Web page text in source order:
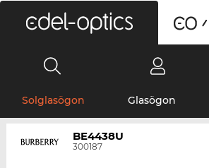
Solglasögon Glasögon
BE4438U
300187